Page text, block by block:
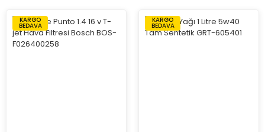
KARGO
BEDAVA
KARGO
BEDAVA